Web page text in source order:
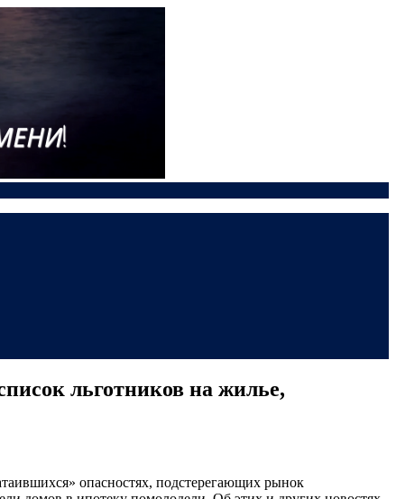
льготников на жилье,
опасностях, подстерегающих рынок